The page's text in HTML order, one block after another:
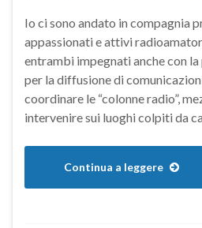
Io ci sono andato in compagnia
appassionati e attivi
entrambi impegnati anche con
per la diffusione di
coordinare le “colonne radio”,
intervenire sui luoghi colpiti da
Continua a leggere